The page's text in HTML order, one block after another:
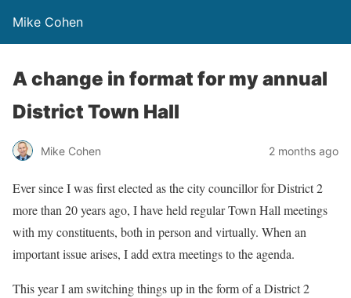
Mike Cohen
A change in format for my annual
District Town Hall
Mike Cohen 2 months ago
Ever since I was first elected as the city councillor for District 2
more than 20 years ago, I have held regular Town Hall meetings
with my constituents, both in person and virtually. When an
important issue arises, I add extra meetings to the agenda.
This year I am switching things up in the form of a District 2